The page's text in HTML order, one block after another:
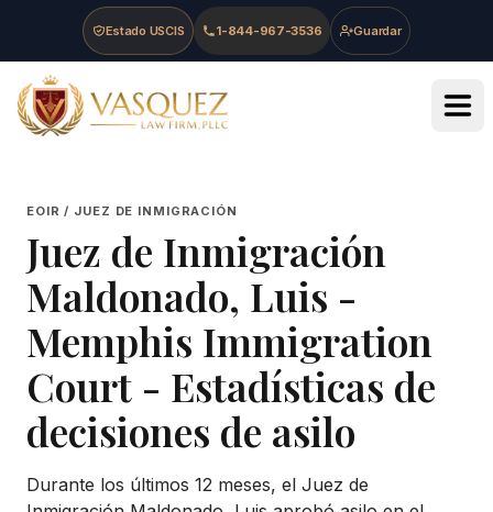
Skip to main content
Skip to navigation
Skip to footer
Estado USCIS 1-844-967-3536 Guardar
Vasquez Law Firm - Home
EOIR / JUEZ DE INMIGRACIÓN
Juez de Inmigración
Maldonado, Luis -
Memphis Immigration
Court - Estadísticas de
decisiones de asilo
Durante los últimos 12 meses, el Juez de